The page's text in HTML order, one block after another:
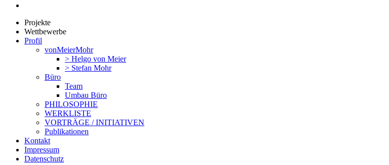
Projekte
Wettbewerbe
Profil
vonMeierMohr
> Helgo von Meier
> Stefan Mohr
Büro
Team
Umbau Büro
PHILOSOPHIE
WERKLISTE
VORTRÄGE / INITIATIVEN
Publikationen
Kontakt
Impressum
Datenschutz